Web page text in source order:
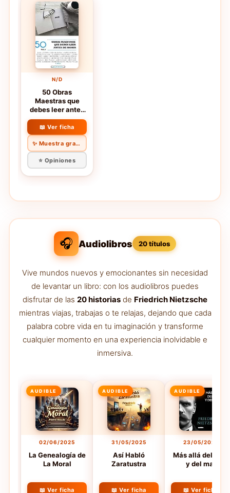
N/D
50 Obras
Maestras que
debes leer antes
de morir: Vol.6
(Bauer Classics)
(Los Más
Vendidos en
Español)
📖 Ver ficha
✨ Muestra gratis
⭐ Opiniones
🎧 Audiolibros 20 títulos
Vive mundos nuevos y emocionantes sin necesidad
de levantar un libro: con los audiolibros puedes
disfrutar de las 20 historias de Friedrich Nietzsche
mientras viajas, trabajas o te relajas, dejando que cada
palabra cobre vida en tu imaginación y transforme
cualquier momento en una experiencia inolvidable e
inmersiva.
AUDIBLE
02/06/2025
La Genealogía de
La Moral
📖 Ver ficha
AUDIBLE
31/05/2025
Así Habló
Zaratustra
📖 Ver ficha
AUDIBLE
23/05/2025
Más allá del bien
y del mal
📖 Ver ficha